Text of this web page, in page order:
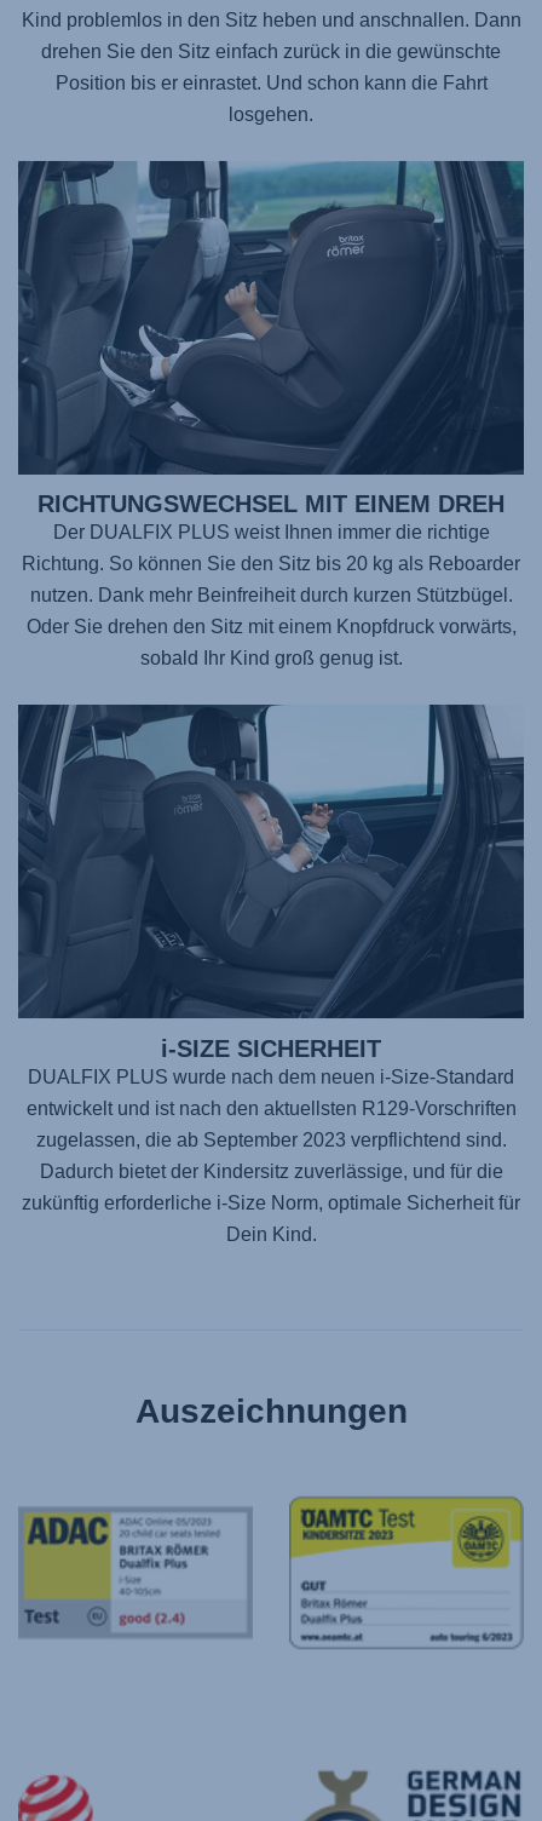
Kind problemlos in den Sitz heben und anschnallen. Dann
drehen Sie den Sitz einfach zurück in die gewünschte
Position bis er einrastet. Und schon kann die Fahrt
losgehen.
RICHTUNGSWECHSEL MIT EINEM DREH
Der DUALFIX PLUS weist Ihnen immer die richtige
Richtung. So können Sie den Sitz bis 20 kg als Reboarder
nutzen. Dank mehr Beinfreiheit durch kurzen Stützbügel.
Oder Sie drehen den Sitz mit einem Knopfdruck vorwärts,
sobald Ihr Kind groß genug ist.
i-SIZE SICHERHEIT
DUALFIX PLUS wurde nach dem neuen i-Size-Standard
entwickelt und ist nach den aktuellsten R129-Vorschriften
zugelassen, die ab September 2023 verpflichtend sind.
Dadurch bietet der Kindersitz zuverlässige, und für die
zukünftig erforderliche i-Size Norm, optimale Sicherheit für
Dein Kind.
Auszeichnungen